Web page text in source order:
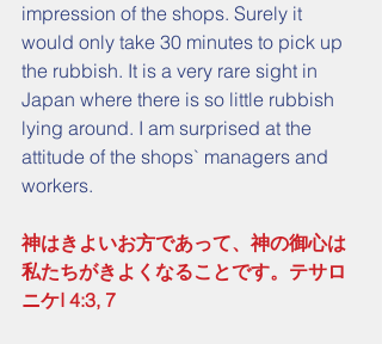
impression of the shops. Surely it
would only take 30 minutes to pick up
the rubbish. It is a very rare sight in
Japan where there is so little rubbish
lying around. I am surprised at the
attitude of the shops` managers and
workers.
神はきよいお方であって、神の御心は
私たちがきよくなることです。テサロ
ニケI 4:3, 7